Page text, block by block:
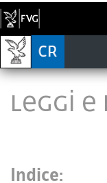
LEGGI
Indice: